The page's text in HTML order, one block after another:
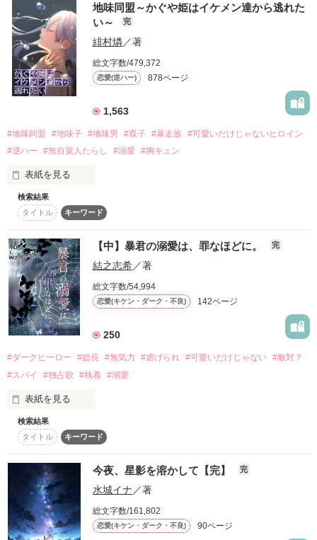
「このまま膝の上でじっとしていろ」
「･･････はい」
成り行きとヤケクソで始まったアイドル人生。
行き着く先は、地獄かスターダムか。
ドタバタアイドルストーリー、開幕！
*不定期更新*
⭐︎コメントありがとうございます⭐︎
ゆりあさま/瀬那さま
神楽  蓮さま/❀らん❀さま
ひとこと感想・いいねもありがとうございます♡
．
「俺、黒騎士抜けます」
突然の奏の脱退宣言
週刊誌報道をきっかけに
黒騎士はかつてない危機へ追い込まれていく
仲間を守りたい
でも、壊れそうで怖い
限界まで追い詰められていくメンバーたち
そして“大切な仲間”として支えていく
“国民的トップアイドル”
その華やかな世界の裏側にある本当の絆の物語
┈┈┈┈┈┈┈┈┈┈┈┈┈┈┈┈┈┈┈┈
※本作品には、ICU・ER・ドクターヘリなど医療現場を舞台に
もありますので、医療シーンが苦手な方はご注意ください。
作品を読む
そんな悪の姫君がある時出会ったのは、3人の個性派王子共で
した。
「お前、相当性格歪んでるな」
――無口でクールな冷徹王子・近江涼介
「また来たのか！ブス！」
――可愛い顔した口悪ツンデレ王子・広瀬真
「ねぇ君、いつまでそうしてるの〜？」
――色気だけはある脱力系王子・榛名聖
「全員落として屈服させてやる！！」
出会いは最悪。でも運命。
これは、“嫌われ者の姫君”が本当の居場所を手に入れるまでの
物語。
3人の王子共との出会いが、傷付いた悪の姫君の心を溶かして
いくのです。
▶︎▷start 2025.7〜
✏️感想ノートありがとうございます💓
地味同盟～かぐや姫はイケメン達から逃れた
い～
完
緋村燐／著
総文字数/479,372
恋愛(逆ハー) 878ページ
1,563
#地味同盟 #地味子 #地味男 #双子 #暴走族 #可愛いだけじゃないヒロイン
#逆ハー
#無自覚人たらし #溺愛 #胸キュン
表紙を見る
長い黒髪に青みがかったグレーの瞳を持つ星宮　美来は、双子
の兄に付き合わされて離れた学校に転入することになった。
事情のある兄と共に地味な格好をして通うことになった新しい
学校には、二つの敵対する暴走族の総長や有名なグループ商事
の御曹司がいて……。
しかも彼らは二年前一度会っただけの美来をかぐや姫と呼び探
していた。
八神　司狼
「俺の女になれ」
如月　怜王
暴走族《星劉》のクール総長
「お前はアイツにはもったいなさ過ぎる」
坂本　千隼
検索結果
タイトル
キーワード
【中】暴君の溺愛は、罪なほどに。 完
結之志希／著
総文字数/54,994
恋愛(キケン・ダーク・不良) 142ページ
250
#ダークヒーロー #総長 #無気力 #虐げられ #可愛いだけじゃない #敵対？
#スパイ
#独占欲 #執着 #溺愛
表紙を見る
「愛奈の好きな人ね、みんなを守るために、
危険なNight Empire（ナイトエンパイア）を
潰そうとしてるの。
だからお姉ちゃん、スパイをして？」
大好きな妹の愛奈にお願いされて、
検索結果
タイトル
キーワード
今夜、星影を溶かして【完】 完
水城イナ ／著
総文字数/161,802
恋愛(キケン・ダーク・不良) 90ページ